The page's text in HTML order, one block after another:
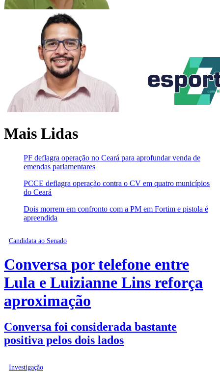
Mais Lidas
PF deflagra operação no Ceará para aprofundar venda de
emendas parlamentares
PCCE deflagra operação contra o CV em quatro municípios
do Ceará
Dois morrem em confronto com a PM em Fortim e pistola é
apreendida
Candidata ao Senado
Conversa por telefone entre
Lula e Luizianne Lins reforça
aproximação
Conversa foi considerada bastante
positiva pelos dois lados
Investigação